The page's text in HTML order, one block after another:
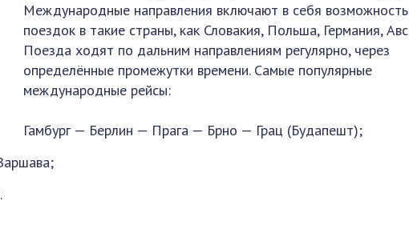
Международные направления включают в себя возможность
поездок в такие страны, как Словакия, Польша, Германия,
Поезда ходят по дальним направлениям регулярно, через
определённые промежутки времени. Самые популярные
международные рейсы:
Гамбург — Берлин — Прага — Брно — Грац (Будапешт);